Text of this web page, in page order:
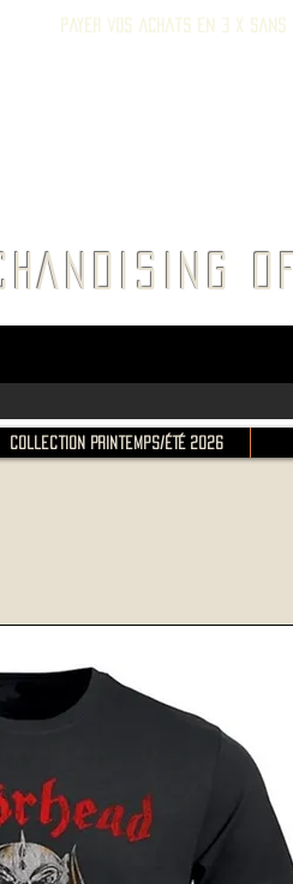
Payer vos achats en 3 x
Collection Printemps/Été 2026